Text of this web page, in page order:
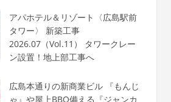
アパホテル＆リゾート〈広島駅前
タワー〉 新築工事
2026.07（Vol.11） タワークレー
ン設置！地上部工事へ
広島本通りの新商業ビル 『もんじ
ゃ』や屋上BBQ備える『ジャンカ